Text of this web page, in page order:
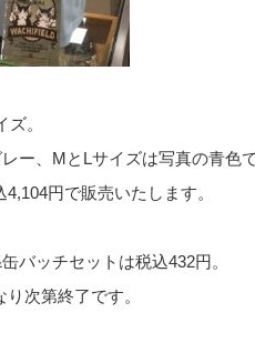
。
ー、MとLサイズは写真の青色
円で販売いたします。
バッチセットは税込432円。
次第終了です。